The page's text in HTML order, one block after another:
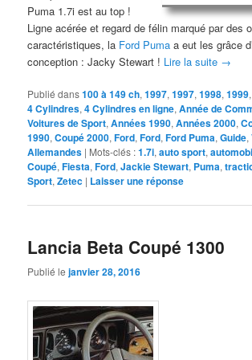
Puma 1.7i est au top !
Ligne acérée et regard de félin marqué par des
caractéristiques, la Ford Puma a eut les grâce
conception : Jacky Stewart ! Lire la suite →
Publié dans100 à 149 ch,1997,1997,1998,1999
4 Cylindres,4 Cylindres en ligne,Année de
Voitures de Sport,Années 1990,Années 2000,
1990,Coupé 2000,Ford,Ford,Ford Puma,Guide,
Allemandes | Mots-clés :1.7i,auto sport,
Coupé,Fiesta,Ford,Jackie Stewart, Puma,
Sport,Zetec | Laisser une réponse
Lancia Beta Coupé 1300
Publié lejanvier 28, 2016